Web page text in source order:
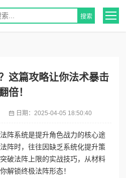
这篇攻略让你法术暴击
倍！
日期： 2025-04-05 18:50:40
阵系统是提升角色战力的核心途
阵时，往往因缺乏系统化提升策
破法阵上限的实战技巧，从材料
解锁终极法阵形态！